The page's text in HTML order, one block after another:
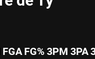
FGA FG% 3PM 3PA